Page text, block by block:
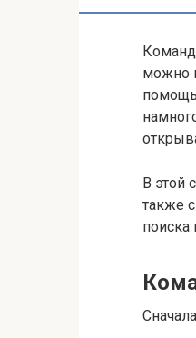
можно
В этой
также
поиска